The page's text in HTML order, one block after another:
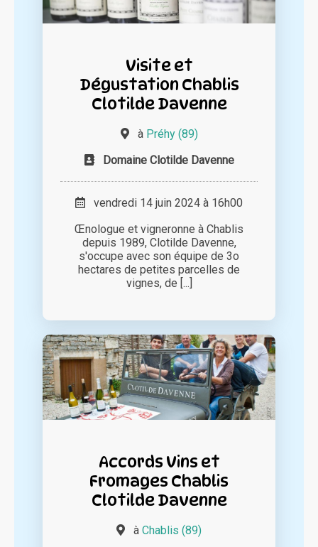
Visite et
Dégustation Chablis
Clotilde Davenne
à Préhy (89)
Domaine Clotilde Davenne
vendredi 14 juin 2024 à 16h00
Œnologue et vigneronne à Chablis
depuis 1989, Clotilde Davenne,
s'occupe avec son équipe de 3o
hectares de petites parcelles de
vignes, de [...]
Accords Vins et
Fromages Chablis
Clotilde Davenne
à Chablis (89)